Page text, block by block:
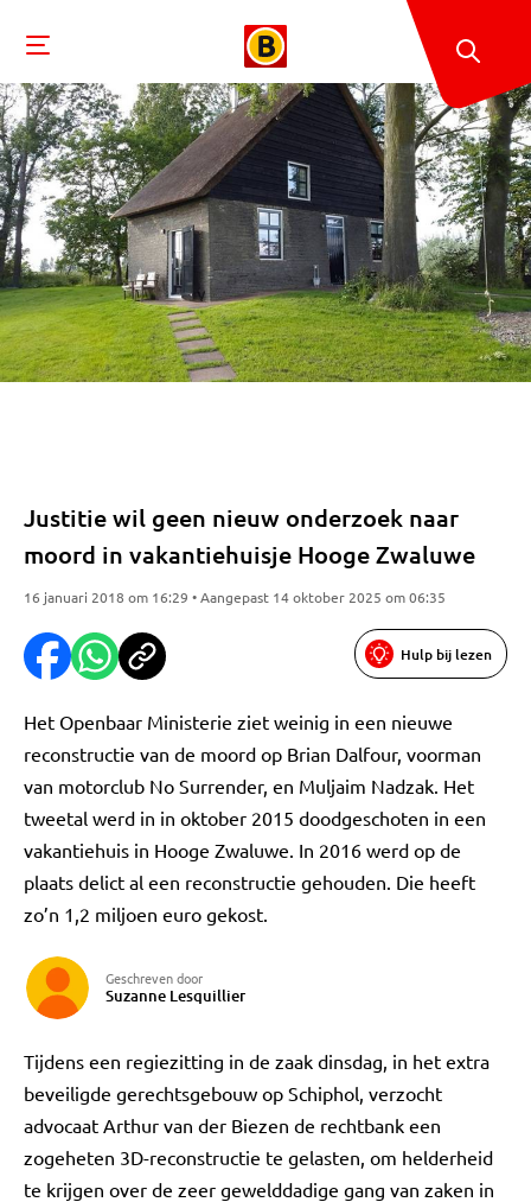
Justitie wil geen nieuw onderzoek naar
moord in vakantiehuisje Hooge Zwaluwe
16 januari 2018 om 16:29 • Aangepast 14 oktober 2025 om 06:35
Hulp bij lezen
Het Openbaar Ministerie ziet weinig in een nieuwe
reconstructie van de moord op Brian Dalfour, voorman
van motorclub No Surrender, en Muljaim Nadzak. Het
tweetal werd in in oktober 2015 doodgeschoten in een
vakantiehuis in Hooge Zwaluwe. In 2016 werd op de
plaats delict al een reconstructie gehouden. Die heeft
zo’n 1,2 miljoen euro gekost.
Geschreven door
Suzanne Lesquillier
Tijdens een regiezitting in de zaak dinsdag, in het extra
beveiligde gerechtsgebouw op Schiphol, verzocht
advocaat Arthur van der Biezen de rechtbank een
zogeheten 3D-reconstructie te gelasten, om helderheid
te krijgen over de zeer gewelddadige gang van zaken in